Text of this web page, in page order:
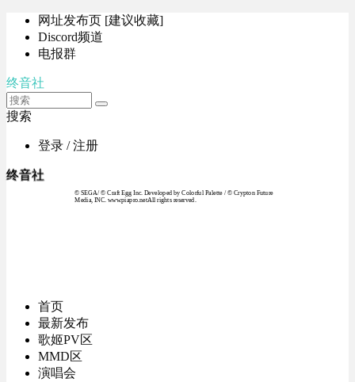
网址发布页 [建议收藏]
Discord频道
电报群
终音社
搜索
登录 / 注册
终音社
© SEGA / © Craft Egg Inc. Developed by Colorful Palette / © Crypton Future
Media, INC. www.piapro.netAll rights reserved.
首页
最新发布
歌姬PV区
MMD区
演唱会